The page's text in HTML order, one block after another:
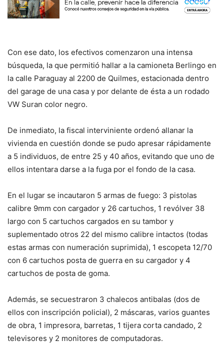
Con ese dato, los efectivos comenzaron una intensa
búsqueda, la que permitió hallar a la camioneta Berlingo en
la calle Paraguay al 2200 de Quilmes, estacionada dentro
del garage de una casa y por delante de ésta a un rodado
VW Suran color negro.
De inmediato, la fiscal interviniente ordenó allanar la
vivienda en cuestión donde se pudo apresar rápidamente
a 5 individuos, de entre 25 y 40 años, evitando que uno de
ellos intentara darse a la fuga por el fondo de la casa.
En el lugar se incautaron 5 armas de fuego: 3 pistolas
calibre 9mm con cargador y 26 cartuchos, 1 revólver 38
largo con 5 cartuchos cargados en su tambor y
suplementado otros 22 del mismo calibre intactos (todas
estas armas con numeración suprimida), 1 escopeta 12/70
con 6 cartuchos posta de guerra en su cargador y 4
cartuchos de posta de goma.
Además, se secuestraron 3 chalecos antibalas (dos de
ellos con inscripción policial), 2 máscaras, varios guantes
de obra, 1 impresora, barretas, 1 tijera corta candado, 2
televisores y 2 monitores de computadoras.